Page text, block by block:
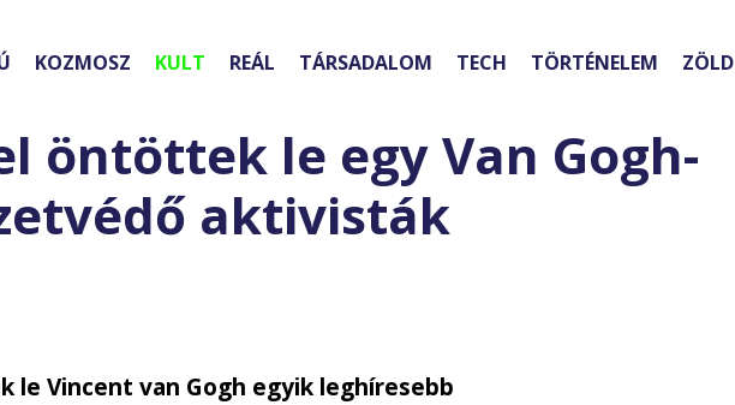
KOZMOSZ KULT REÁL TÁRSADALOM TECH TÖRTÉNELEM ZÖLD
öntöttek le egy Van Gogh-
aktivisták
le Vincent van Gogh egyik leghíresebb